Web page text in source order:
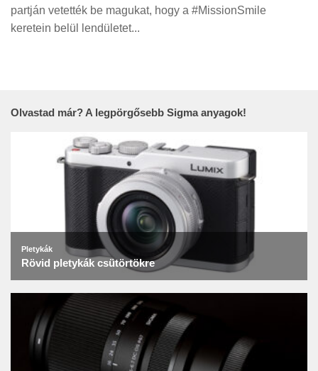
Tanácsok
partján vetették be magukat, hogy a #MissionSmile
keretein belül lendületet...
Olvastad már? A legpörgősebb Sigma anyagok!